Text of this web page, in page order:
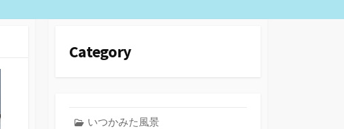
Category
いつかみた風景